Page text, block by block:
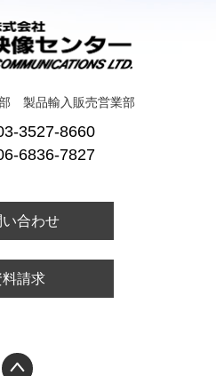
製品輸入販売営業部
3527-8660
6836-7827
い合わせ
料請求